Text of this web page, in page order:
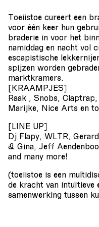
Toeiistoe cureert een
voor één keer hun
braderie in voor het
namiddag en nacht vol
escapistische
spijzen worden
marktkramers.
[KRAAMPJES]
Raak , Snobs,
Marijke, Nice Arts en
[LINE UP]
Dj Flapy, WLTR,
& Gina, Jeff
and many more!
(toeiistoe is een
de kracht van intuïtieve
samenwerking tussen